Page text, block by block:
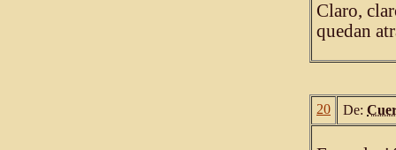
Claro,
quedan
20 De: